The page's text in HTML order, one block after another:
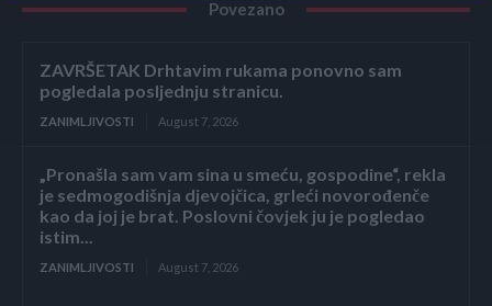
Povezano
ZAVRŠETAK Drhtavim rukama ponovno sam
pogledala posljednju stranicu.
ZANIMLJIVOSTI August 7, 2026
„Pronašla sam vam sina u smeću, gospodine“, rekla
je sedmogodišnja djevojčica, grleći novorođenče
kao da joj je brat. Poslovni čovjek ju je pogledao
istim...
ZANIMLJIVOSTI August 7, 2026